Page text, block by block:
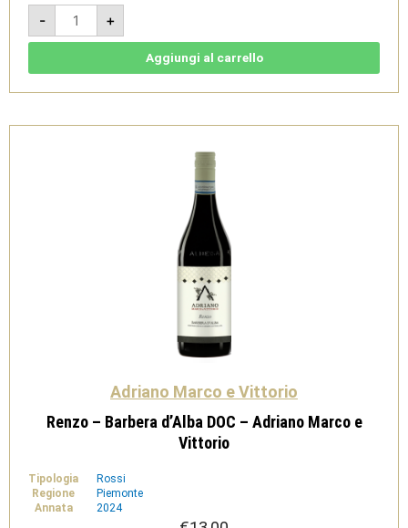
-
Aldo
Dolcetto
d'Alba
Marco
quantità
+
Aggiungi al carrello
Adriano Marco e Vittorio
Renzo – Barbera d’Alba DOC – Adriano Marco e
Vittorio
Tipologia
Rossi
Regione
Piemonte
Annata
2024